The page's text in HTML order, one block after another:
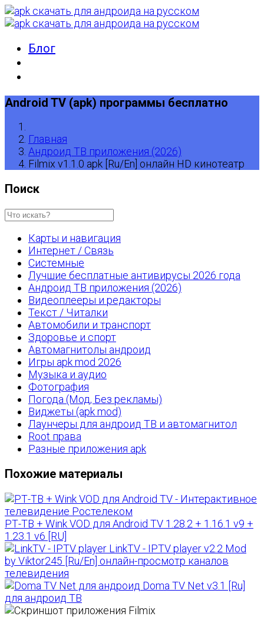
Блог
Android TV (apk) программы бесплатно
Главная
Андроид ТВ приложения (2026)
Filmix v1.1.0 apk [Ru/En] онлайн HD кинотеатр
Поиск
Карты и навигация
Интернет / Связь
Системные
Лучшие бесплатные антивирусы 2026 года
Андроид ТВ приложения (2026)
Видеоплееры и редакторы
Текст / Читалки
Автомобили и транспорт
Здоровье и спорт
Автомагнитолы андроид
Игры apk mod 2026
Музыка и аудио
Фотография
Погода (Мод, Без рекламы)
Виджеты (apk mod)
Лаунчеры для андроид ТВ и автомагнитол
Root права
Разные приложения apk
Похожие материалы
РТ-ТВ + Wink VOD для Android TV 1.28.2 + 1.16.1 v9 +
1.23.1 v6 [RU]
LinkTV - IPTV player v2.2 Mod
by Viktor245 [Ru/En] онлайн-просмотр каналов
телевидения
Doma TV Net v3.1 [Ru]
для андроид ТВ